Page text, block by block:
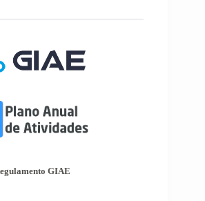
36º da Portaria nº 223-
são afixadas hoje, dia
as pautas de avaliação do
Provas de
Frequência (PEF)
as Informações-Prova
Externa.
GIAE